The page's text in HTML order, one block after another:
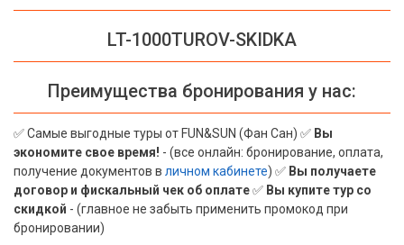
LT-1000TUROV-SKIDKA
Преимущества бронирования у нас:
✅ Самые выгодные туры от FUN&SUN (Фан Сан) ✅ Вы
экономите свое время! - (все онлайн: бронирование, оплата,
получение документов в личном кабинете) ✅ Вы получаете
договор и фискальный чек об оплате✅ Вы купите тур со
скидкой - (главное не забыть применить промокод при
бронировании)
Экскурсионные туры
VIP отели 5 звезд
ТОП 10 лучших отелей 5*
ТОП 10 недорогих отелей
5*